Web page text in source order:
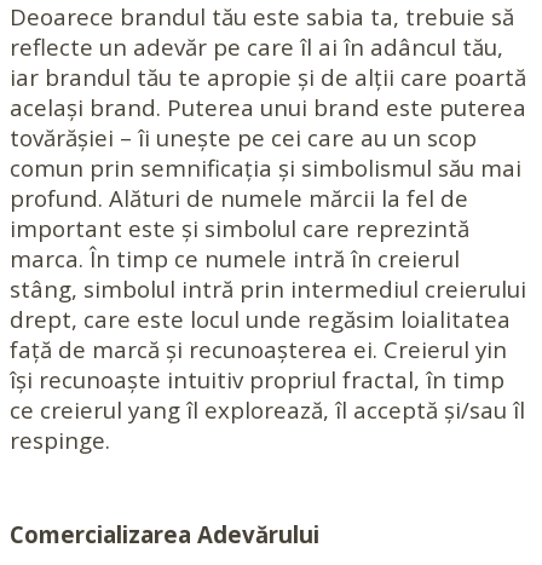
Deoarece brandul tău este sabia ta, trebuie să
reflecte un adevăr pe care îl ai în adâncul tău,
iar brandul tău te apropie și de alții care poartă
același brand. Puterea unui brand este puterea
tovărășiei – îi unește pe cei care au un scop
comun prin semnificația și simbolismul său mai
profund. Alături de numele mărcii la fel de
important este și simbolul care reprezintă
marca. În timp ce numele intră în creierul
stâng, simbolul intră prin intermediul creierului
drept, care este locul unde regăsim loialitatea
față de marcă și recunoașterea ei. Creierul yin
își recunoaște intuitiv propriul fractal, în timp
ce creierul yang îl explorează, îl acceptă și/sau îl
respinge.
Comercializarea Adevărului